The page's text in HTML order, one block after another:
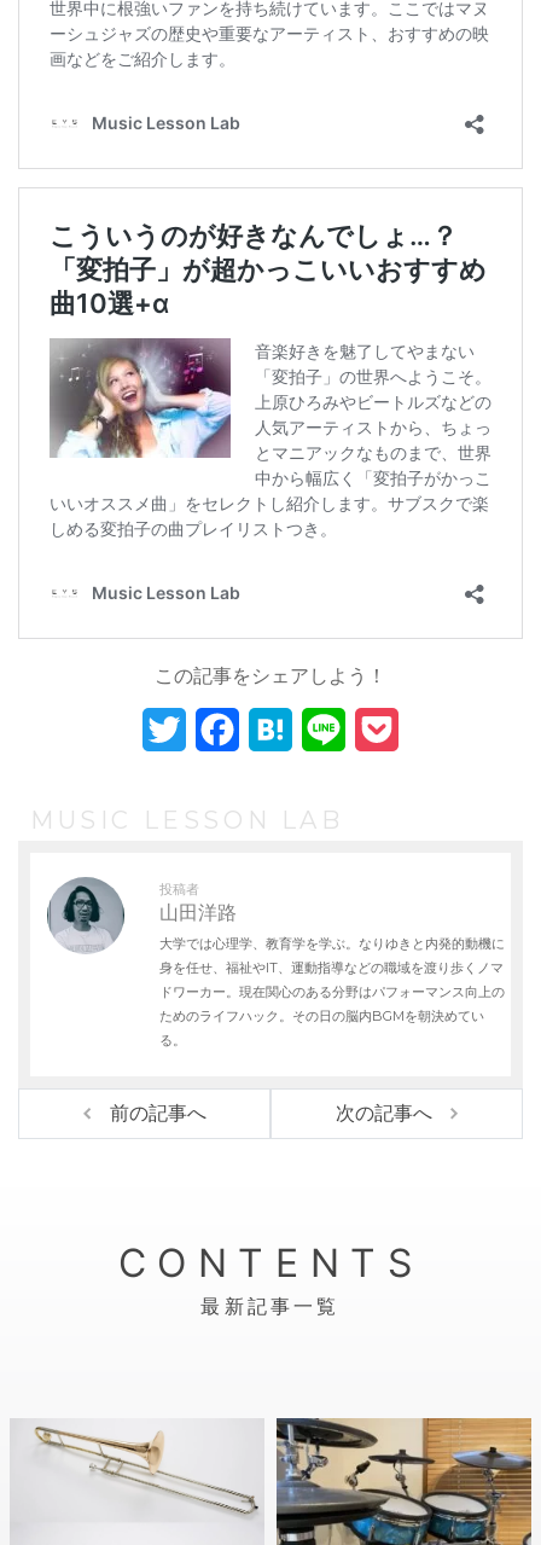
この記事をシェアしよう！
i
t
e
r
c
o
o
H
a
t
MUSIC LESSON LAB
投稿者
山田洋路
大学では心理学、教育学を学ぶ。なりゆきと内発的動機に
身を任せ、福祉やIT、運動指導などの職域を渡り歩くノマ
ドワーカー。現在関心のある分野はパフォーマンス向上の
ためのライフハック。その日の脳内BGMを朝決めてい
る。
前の記事へ 次の記事へ
CONTENTS
最新記事一覧